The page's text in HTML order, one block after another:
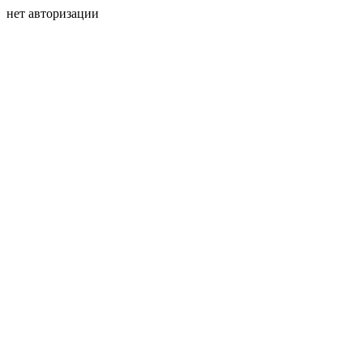
нет авторизации